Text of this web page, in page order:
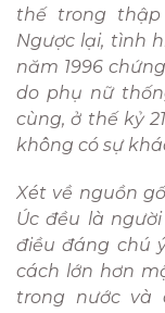
thế trong thập
Ngược lại, tình
năm 1996
do phụ nữ
cùng, ở thế kỷ
không có sự
Xét về nguồn
Úc đều là
điều đáng chú
cách lớn hơn
trong nước và